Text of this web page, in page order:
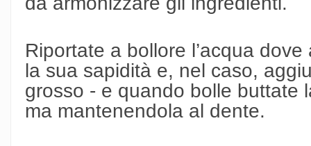
Riportate a bollore l’acqua
la sua sapidità e, nel caso,
grosso - e quando bolle buttate
ma mantenendola al dente.